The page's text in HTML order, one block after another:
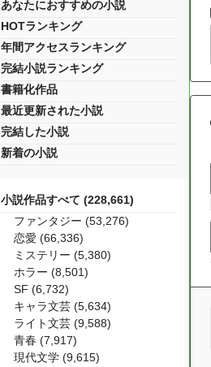
あなたにおすすめの小説
HOTランキング
年間アクセスランキング
完結小説ランキング
書籍化作品
最近更新された小説
完結した小説
新着の小説
小説作品すべて (228,661)
ファンタジー (53,276)
恋愛 (66,336)
ミステリー (5,380)
ホラー (8,501)
SF (6,732)
キャラ文芸 (5,634)
ライト文芸 (9,588)
青春 (7,917)
現代文学 (9,615)